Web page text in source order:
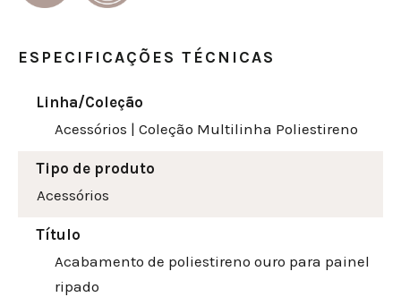
ESPECIFICAÇÕES TÉCNICAS
Linha/Coleção
Acessórios | Coleção Multilinha Poliestireno
Tipo de produto
Acessórios
Título
Acabamento de poliestireno ouro para painel
ripado